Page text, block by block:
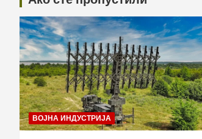
ВОЈНА ИНДУСТРИЈА